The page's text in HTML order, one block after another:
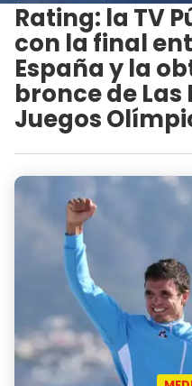
Rating: la TV
con la final
España y la
bronce de Las
Juegos